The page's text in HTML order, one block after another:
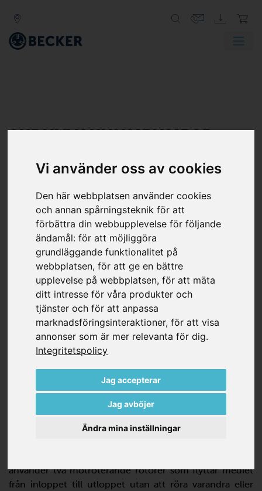
Vi använder oss av cookies
Den här webbplatsen använder cookies
och annan spårningsteknik för att
förbättra din webbupplevelse för följande
ändamål:för att möjliggöra
grundläggande funktionalitet på
webbplatsen,för att ge en bättre
upplevelse på webbplatsen,för att mäta
ditt intresse för våra produkter och
tjänster och för att anpassa
marknadsföringsinteraktioner,för att visa
annonser som är mer relevanta för dig.
Integritetspolicy
Jag accepterar
Jag avböjer
Ändra mina inställningar
SKRUVVAKUUMPUMPAR
grovvakuum, och skruvkompressorer är torrgående
som omsluter rotorerna. Tack vare den direkta
drivningen via en integrerad frekvensomformare behövs
inte längre någon drivenhet. Rotorerna är utformade
med en vanlig, gängliknande profil och möter varandra
som kugghjul. När rotorerna snurrar sträcker de sig i
maskinriktningen och transporterar media från sugsidan
(inloppet) till utloppssidan (utloppet). De roterar i
motsatta riktningar utan att vidröra varandra eller höljet.
Kontakta oss
SKRUVVAKUUMPUMPAR
använder två motroterande rotorer som flyttar mediet
från inloppet till utloppet utan att röra varandra eller